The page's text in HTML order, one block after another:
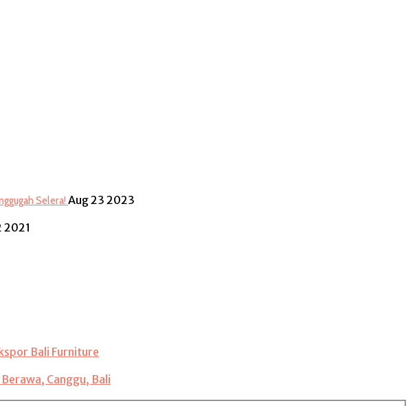
Selera! Aug 23 2023
2021
Bali Furniture
Canggu, Bali